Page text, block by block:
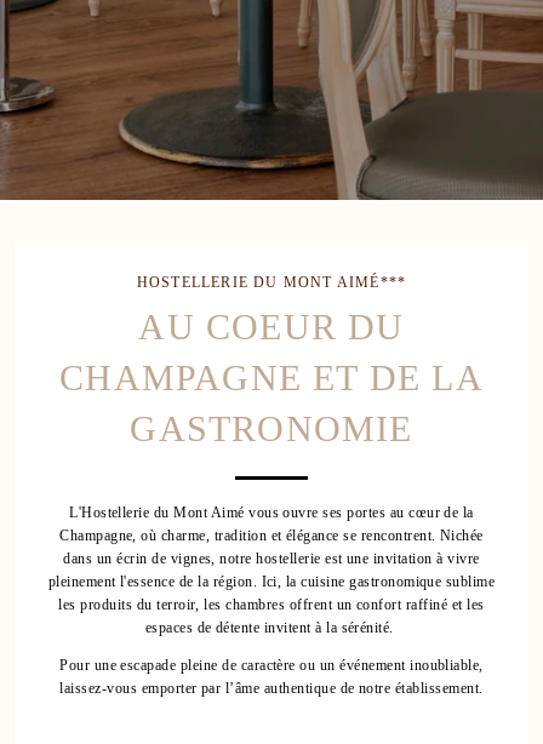
HOSTELLERIE DU MONT AIMÉ***
AU COEUR DU
CHAMPAGNE ET DE LA
GASTRONOMIE
L'Hostellerie du Mont Aimé vous ouvre ses portes au cœur de la
Champagne, où charme, tradition et élégance se rencontrent. Nichée
dans un écrin de vignes, notre hostellerie est une invitation à vivre
pleinement l'essence de la région. Ici, la cuisine gastronomique sublime
les produits du terroir, les chambres offrent un confort raffiné et les
espaces de détente invitent à la sérénité.
Pour une escapade pleine de caractère ou un événement inoubliable,
laissez-vous emporter par l’âme authentique de notre établissement.